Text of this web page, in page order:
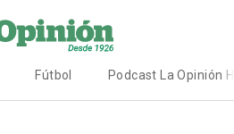
Fútbol Podcast La Opinión